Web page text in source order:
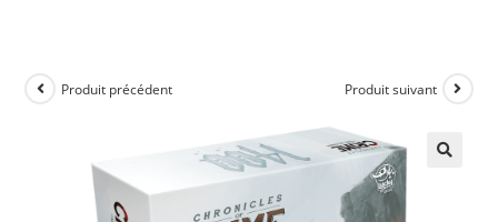
Produit précédent Produit suivant